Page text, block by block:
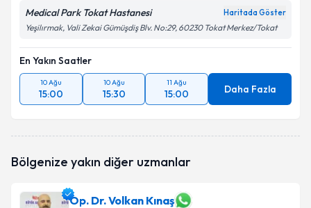
Medical Park Tokat Hastanesi Haritada Göster
Yeşilırmak, Vali Zekai Gümüşdiş Blv. No:29, 60230 Tokat Merkez/Tokat
En Yakın Saatler
10 Ağu
15:00
10 Ağu
15:30
11 Ağu
15:00 Daha Fazla
Bölgenize yakın diğer uzmanlar
Op. Dr. Volkan Kınaş